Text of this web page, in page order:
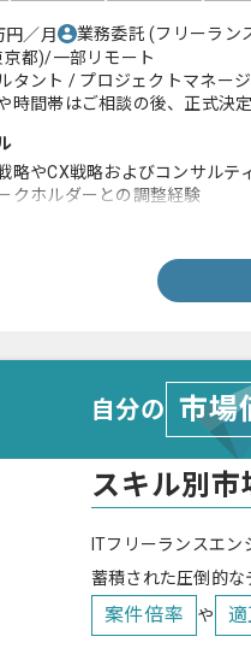
円／月 業務委託(フリーラン
都)/一部リモート
タント / プロジェクトマネー
時間帯はご相談の後、正式決定
略やCX戦略およびコンサル
クホルダーとの調整経験
自分の 市場
スキル別
ITフリーランスエ
蓄積された圧倒的な
案件倍率 や